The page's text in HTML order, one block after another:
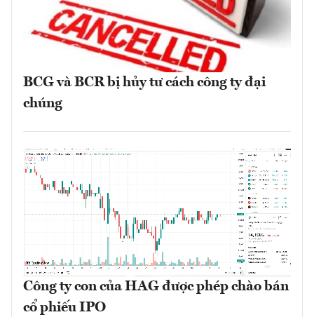
BCG và BCR bị hủy tư cách công ty đại
chúng
Công ty con của HAG được phép chào bán
cổ phiếu IPO